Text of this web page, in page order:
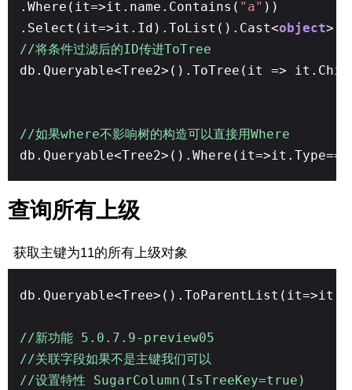
.Where(it=>it.name.Contains( "a" ))
.Select(it=>it.Id).ToList().Cast<object
//将条件过滤后的ID传进ToTree
db.Queryable<Tree2>().ToTree(it =>
//如果where不影响树的构造可以直接用Where
查询所有上级
获取主键为11的所有上级对象
//新功能 5.0.7.9-preview05
//关联字段如果不是主键我们可以
//设置特性 SugarColumn(IsTreeKey=true)